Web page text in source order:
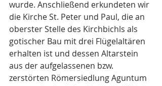
wurde. Anschließend erkundeten wir
die Kirche St. Peter und Paul, die an
oberster Stelle des Kirchbichls als
gotischer Bau mit drei Flügelaltären
erhalten ist und dessen Altarstein
aus der aufgelassenen bzw.
zerstörten Römersiedlung Aguntum